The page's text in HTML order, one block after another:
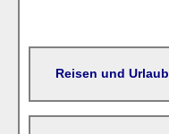
Reisen und Urlaub